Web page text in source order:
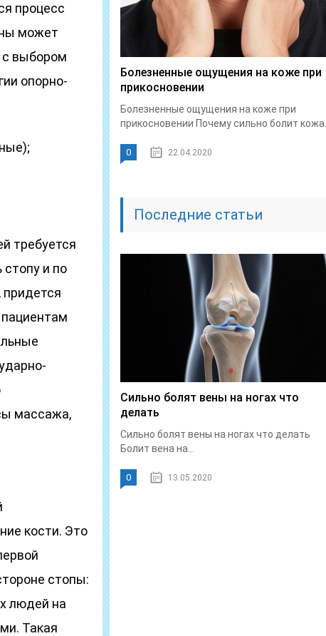
процесс
может
с выбором
опорно-
требуется
и по
придется
массажа,
кости. Это
стопы:
людей на
Такая
Болезненные ощущения на коже при
прикосновении
Болезненные ощущения на коже при
прикосновении Почему сильно болит кожа...
0 22.04.2020
Последние статьи
Сильно болят вены на ногах что
делать
Сильно болят вены на ногах что делать
Болит вена на...
0 13.05.2020